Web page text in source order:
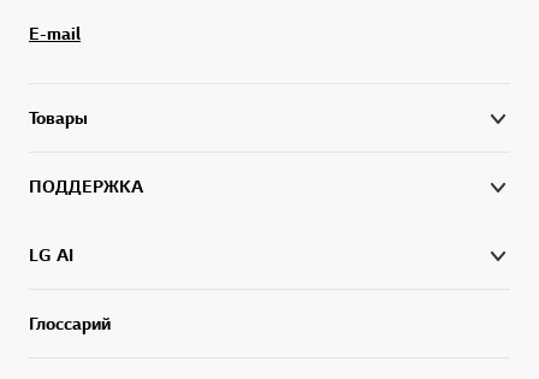
E-mail
Товары
ПОДДЕРЖКА
LG AI
Глоссарий